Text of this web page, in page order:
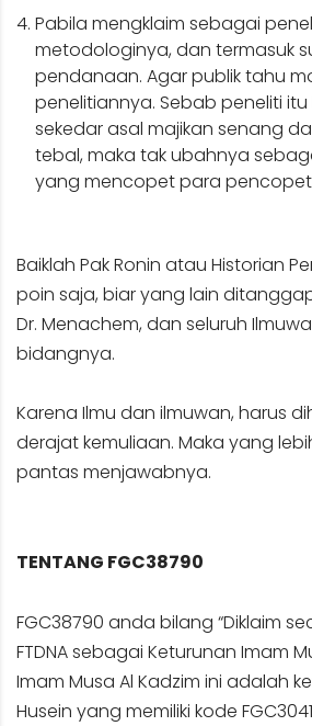
Pabila mengklaim sebagai
metodologinya, dan termasuk
pendanaan. Agar publik tahu
penelitiannya. Sebab peneliti itu
sekedar asal majikan senang
tebal, maka tak ubahnya
yang mencopet para
Baiklah Pak Ronin atau Historian
poin saja, biar yang lain
Dr. Menachem, dan seluruh
bidangnya.
Karena Ilmu dan ilmuwan, harus
derajat kemuliaan. Maka yang
pantas menjawabnya.
TENTANG FGC38790
FGC38790 anda bilang “Diklaim
FTDNA sebagai Keturunan Imam
Imam Musa Al Kadzim ini adalah
Husein yang memiliki kode